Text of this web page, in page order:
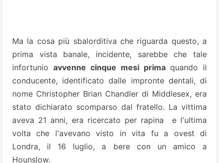
Ma la cosa più sbalorditiva che riguarda questo, a
prima vista banale, incidente, sarebbe che tale
infortunio avvenne cinque mesi prima quando il
conducente, identificato dalle impronte dentali, di
nome Christopher Brian Chandler di Middlesex, era
stato dichiarato scomparso dal fratello. La vittima
aveva 21 anni, era ricercato per rapina e l'ultima
volta che l'avevano visto in vita fu a ovest di
Londra, il 16 luglio, a bere con un amico a
Hounslow.